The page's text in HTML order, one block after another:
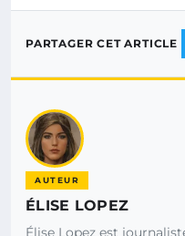
PARTAGER CET ARTICLE
AUTEUR
ÉLISE LOPEZ
Élise Lopez est